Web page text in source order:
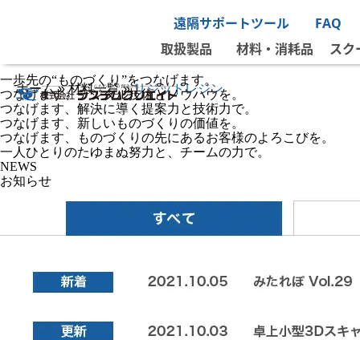
遠隔サポートツール
FAQ
取扱製品
材料・消耗品 スク
ホーム»材料一覧»リジッドレジン
一歩先の“ものづくり”をつなげます。
つなげます、デジタル技術とノウハウを。
つなげます、解決に導く提案力と技術力で。
つなげます、新しいものづくりの価値を。
つなげます、ものづくりの先にあるお客様のよろこびを。
一人ひとりのたゆまぬ努力と、チームの力で。
NEWS
お知らせ